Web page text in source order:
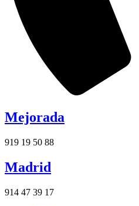
Mejorada
919 19 50 88
Madrid
914 47 39 17